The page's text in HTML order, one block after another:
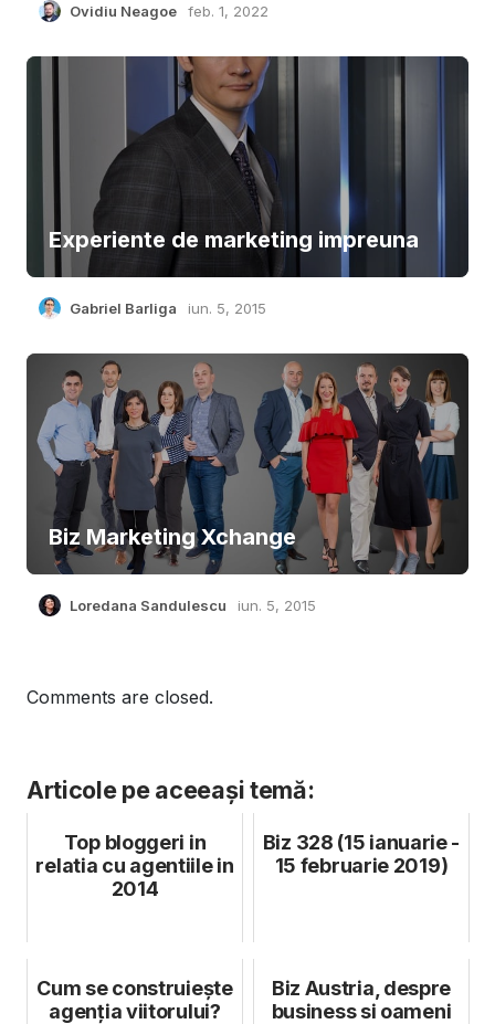
Ovidiu Neagoe feb. 1, 2022
Experiente de marketing impreuna
Gabriel Barliga iun. 5, 2015
Biz Marketing Xchange
Loredana Sandulescu iun. 5, 2015
Comments are closed.
Articole pe aceeași temă:
Top bloggeri in
relatia cu agentiile in
2014
Biz 328 (15 ianuarie -
15 februarie 2019)
Cum se construiește
agenția viitorului?
Biz Austria, despre
business si oameni